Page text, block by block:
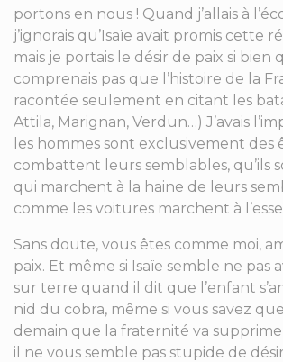
portons en nous ! Quand j’allais à
j’ignorais qu’Isaïe avait promis cette
mais je portais le désir de paix si bien
comprenais pas que l’histoire de la
racontée seulement en citant les
Attila, Marignan, Verdun…) J’avais
les hommes sont exclusivement des
combattent leurs semblables, qu’ils
qui marchent à la haine de leurs
comme les voitures marchent à
Sans doute, vous êtes comme moi,
paix. Et même si Isaïe semble ne pas
sur terre quand il dit que l’enfant
nid du cobra, même si vous savez
demain que la fraternité va
il ne vous semble pas stupide de